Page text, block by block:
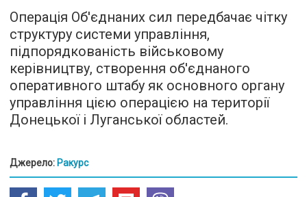
Операція Об'єднаних сил передбачає чітку
структуру системи управління,
підпорядкованість військовому
керівництву, створення об'єднаного
оперативного штабу як основного органу
управління цією операцією на території
Донецької і Луганської областей.
Джерело: Ракурс